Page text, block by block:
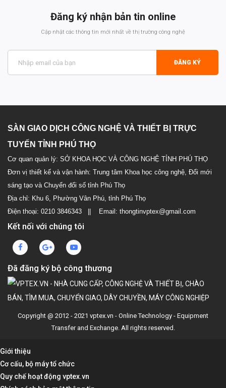
Đăng ký nhận bản tin online
Cập nhật các thông tin mới nhất về thị trường công nghệ
ĐĂNG KÝ
SÀN GIAO DỊCH CÔNG NGHỆ VÀ THIẾT BỊ TRỰC
TUYẾN TỈNH PHÚ THỌ
Cơ quan quản lý: SỞ KHOA HỌC VÀ CÔNG NGHỆ TỈNH PHÚ THỌ
Đơn vị thiết kế và vận hành: Trung tâm Khoa học công nghệ, Đổi mới
sáng tạo và Chuyển đổi số tỉnh Phú Thọ
Địa chỉ: Khu 6, Phường Vân Phú, tỉnh Phú Thọ
Điện thoại: 0210 3846343 || Email: thongtinvptex@gmail.com
Kết nối với chúng tôi
Đã đăng ký bộ công thương
Copyright @ 2012 - 2021 vptex.vn - Online Technology - Equipment
Transfer and Exchange. All rights reserved.
Giới thiệu
Cơ cấu, bộ máy tổ chức
Quy chế hoạt động vptex.vn